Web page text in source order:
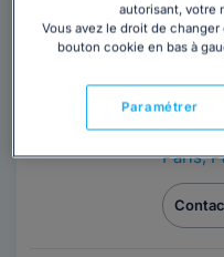
Paris,
autorisant, votre
Vous avez le droit de
bouton cookie en bas à
Paramétrer